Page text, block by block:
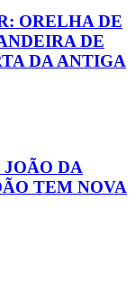
ORELHA DE
DE
DA ANTIGA
JOÃO DA
TEM NOVA